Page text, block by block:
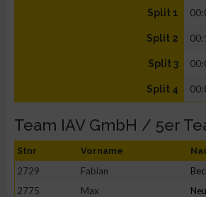
Split 1
Split 2
Split 3
Split 4
Team IAV GmbH / 5er
Stnr Vorname
2729 Fabian
2775
Max